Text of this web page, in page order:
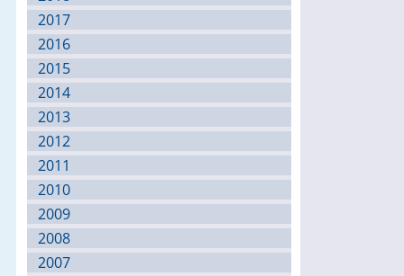
2017
2016
2015
2014
2013
2012
2011
2010
2009
2008
2007